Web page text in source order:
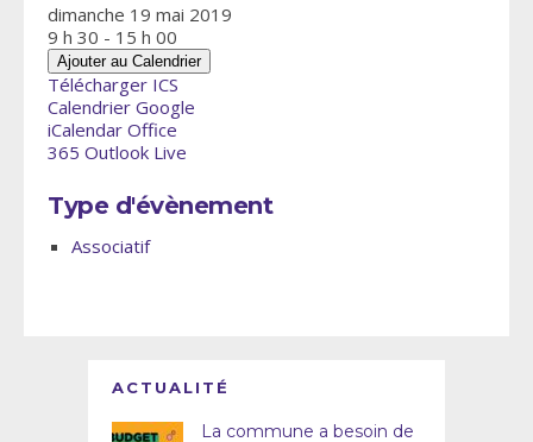
dimanche 19 mai 2019
9 h 30 - 15 h 00
Ajouter au Calendrier
Télécharger ICS
Calendrier Google
iCalendar Office
365 Outlook Live
Type d'évènement
Associatif
ACTUALITÉ
La commune a besoin de